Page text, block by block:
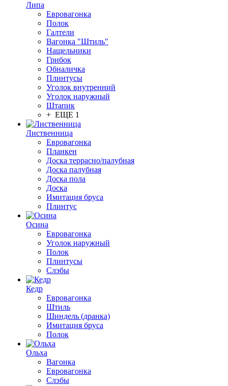
Липа
Евровагонка
Полок
Галтели
Вагонка "Штиль"
Нащельники
Грибок
Обналичка
Плинтусы
Уголок внутренний
Уголок наружный
Штапик
+ ЕЩЕ 1
Лиственница
Евровагонка
Планкен
Доска террасно/палубная
Доска палубная
Доска пола
Доска
Имитация бруса
Плинтус
Осина
Евровагонка
Уголок наружный
Полок
Плинтусы
Слэбы
Кедр
Евровагонка
Штиль
Шиндель (дранка)
Имитация бруса
Полок
Ольха
Вагонка
Евровагонка
Слэбы